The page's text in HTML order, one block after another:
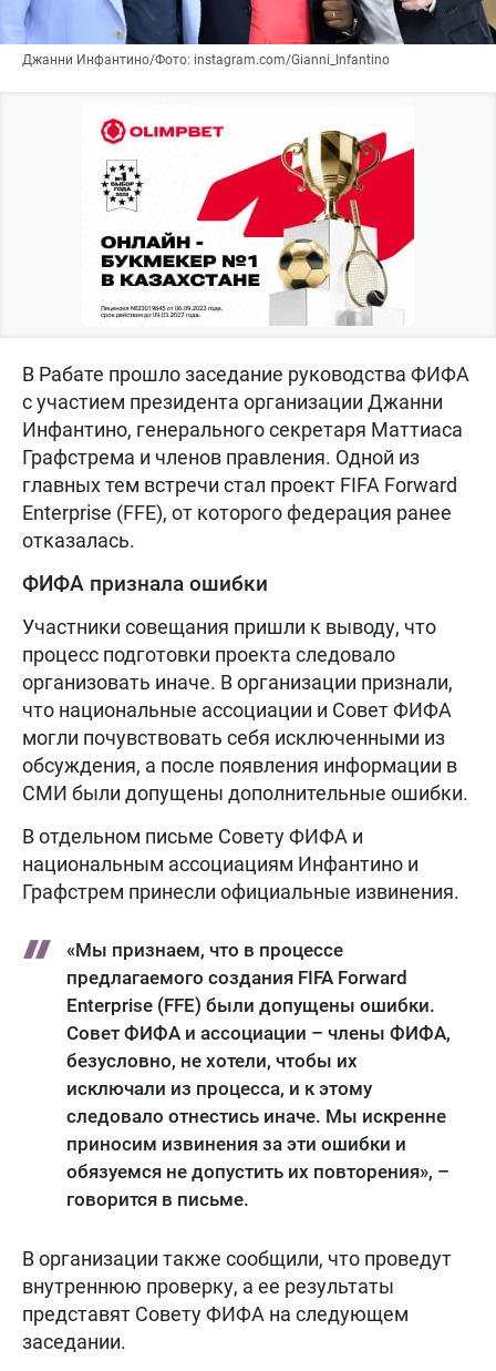
Джанни Инфантино/Фото: instagram.com/Gianni_Infantino
В Рабате прошло заседание руководства ФИФА
с участием президента организации Джанни
Инфантино, генерального секретаря Маттиаса
Графстрема и членов правления. Одной из
главных тем встречи стал проект FIFA Forward
Enterprise (FFE), от которого федерация ранее
отказалась.
ФИФА признала ошибки
Участники совещания пришли к выводу, что
процесс подготовки проекта следовало
организовать иначе. В организации признали,
что национальные ассоциации и Совет ФИФА
могли почувствовать себя исключенными из
обсуждения, а после появления информации в
СМИ были допущены дополнительные ошибки.
В отдельном письме Совету ФИФА и
национальным ассоциациям Инфантино и
Графстрем принесли официальные извинения.
«Мы признаем, что в процессе
предлагаемого создания FIFA Forward
Enterprise (FFE) были допущены ошибки.
Совет ФИФА и ассоциации – члены ФИФА,
безусловно, не хотели, чтобы их
исключали из процесса, и к этому
следовало отнестись иначе. Мы искренне
приносим извинения за эти ошибки и
обязуемся не допустить их повторения», –
говорится в письме.
В организации также сообщили, что проведут
внутреннюю проверку, а ее результаты
представят Совету ФИФА на следующем
заседании.